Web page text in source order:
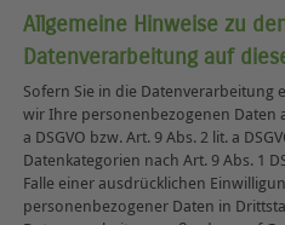
Allgemeine Hinweise zu
Datenverarbeitung auf
Sofern Sie in die Datenverarbeitung
wir Ihre personenbezogenen Daten
a DSGVO bzw. Art. 9 Abs. 2 lit. a
Datenkategorien nach Art. 9 Abs. 1
Falle einer ausdrücklichen
personenbezogener Daten in